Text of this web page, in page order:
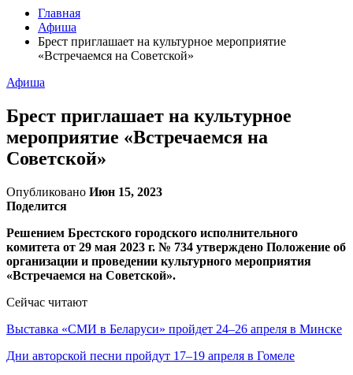
Главная
Афиша
Брест приглашает на культурное мероприятие
«Встречаемся на Советской»
Афиша
Брест приглашает на культурное
мероприятие «Встречаемся на
Советской»
Опубликовано Июн 15, 2023
Поделится
Решением Брестского городского исполнительного
комитета от 29 мая 2023 г. № 734 утверждено Положение об
организации и проведении культурного мероприятия
«Встречаемся на Советской».
Сейчас читают
Выставка «СМИ в Беларуси» пройдет 24–26 апреля в Минске
Дни авторской песни пройдут 17–19 апреля в Гомеле